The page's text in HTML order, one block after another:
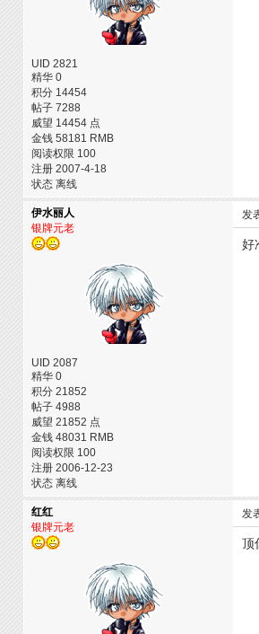
UID 2821
精华 0
积分 14454
帖子 7288
威望 14454 点
金钱 58181 RMB
阅读权限 100
注册 2007-4-18
状态 离线
伊水丽人
银牌元老
UID 2087
精华 0
积分 21852
帖子 4988
威望 21852 点
金钱 48031 RMB
阅读权限 100
注册 2006-12-23
状态 离线
发
好
红红
银牌元老
发
顶